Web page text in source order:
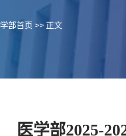
学部首页 >> 正文
医学部2025-